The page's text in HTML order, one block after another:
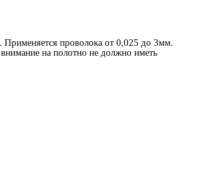
Применяется проволока от 0,025 до 3мм.
на полотно не должно иметь